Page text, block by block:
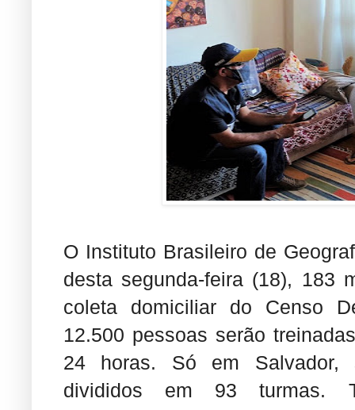
O Instituto Brasileiro de
desta segunda-feira (18), 183
coleta domiciliar do Censo
12.500 pessoas serão
24 horas. Só em Salvador,
divididos em 93 turmas.